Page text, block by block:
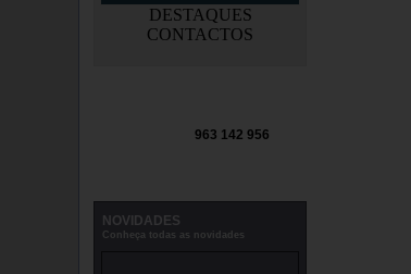
DESTAQUES
CONTACTOS
963 142 956
NOVIDADES
Conheça todas as novidades